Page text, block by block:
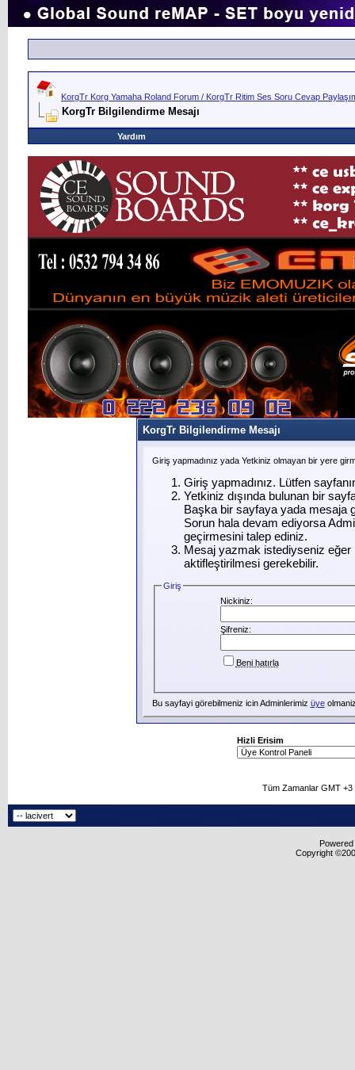
KorgTr Korg Yamaha Roland Forum / KorgTr Ritim Ses Soru Cevap
KorgTr Bilgilendirme Mesajı
Yardım
KorgTr Bilgilendirme Mesajı
Giriş yapmadınız yada Yetkiniz olmayan bir yere
Giriş yapmadınız. Lütfen
Yetkiniz dışında bulunan bir
Başka bir sayfaya yada mesaja
Sorun hala devam ediyorsa
geçirmesini talep ediniz.
Mesaj yazmak istediyseniz eğer
aktifleştirilmesi gerekebilir.
Giriş
Nickiniz:
Şifreniz:
Beni hatırla
Bu sayfayi görebilmeniz icin Adminlerimiz üye
Hizli Erisim
Tüm Zamanlar GMT
Copyright